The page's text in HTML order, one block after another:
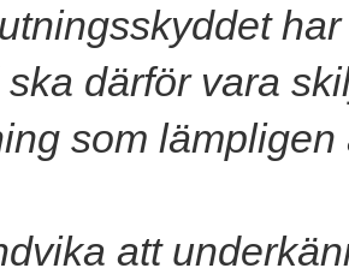
därför vara
som
att